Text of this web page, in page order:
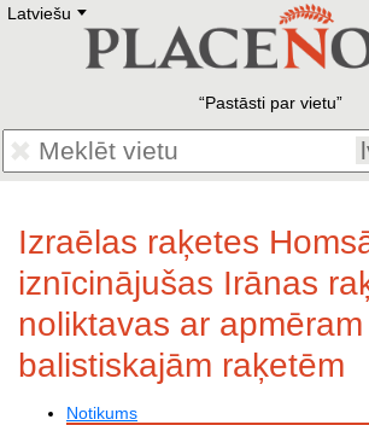
Latviešu E
Deutsch
Francais
Polski
Eestikeelne
Pastāsti par vietu
Izraēlas raķetes
iznīcinājušas Irānas
noliktavas ar
balistiskajām raķetēm
Notikums